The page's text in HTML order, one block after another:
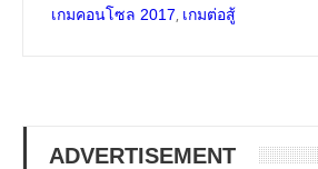
เกมคอนโซล 2017, เกมต่อสู้
ADVERTISEMENT